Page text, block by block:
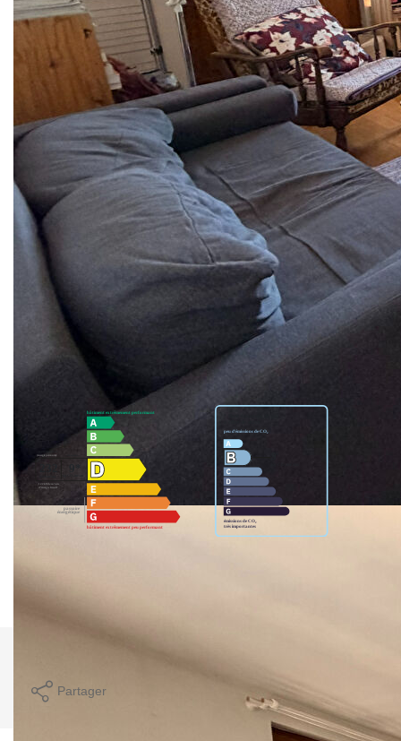
CONTACT
EXTRANET CLIENTS
cuisson, four, grand frigo et rangements), un séjour avec
cheminée décorative, une petite chambre séparée, une
salle de bains avec baignoire, meuble vasque et sèche
Appartement très lumineux et agréable avec 5 petits
balcons, une cave et un grenier.
Disponible mi juillet .
Chauffage individuel électrique.
Pour plus d'annonces ou de tarifs https://bersot.net
Nos honoraires Nous contacter
Diagnostics énergétiques
Partager Calculer mon budget